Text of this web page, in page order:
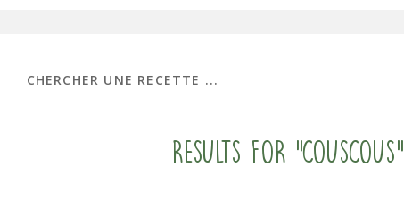
Results for "couscous"